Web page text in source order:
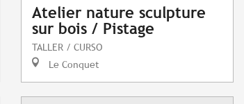
Atelier nature sculpture
sur bois / Pistage
TALLER / CURSO
Le Conquet